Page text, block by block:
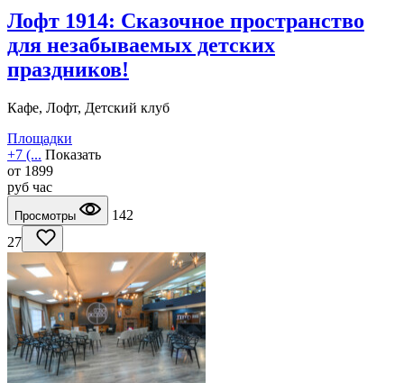
Лофт 1914: Сказочное пространство
для незабываемых детских
праздников!
Кафе, Лофт, Детский клуб
Площадки
+7 (... Показать
от 1899
руб час
Просмотры
142
27